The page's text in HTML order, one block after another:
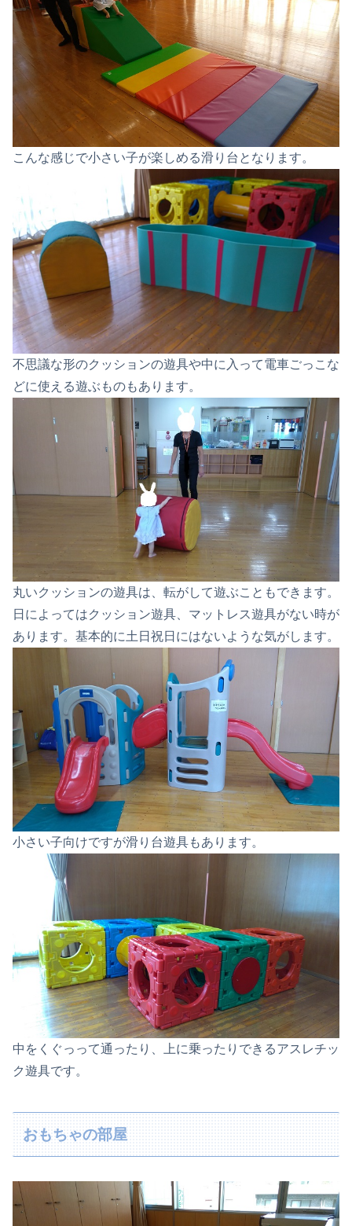
こんな感じで小さい子が楽しめる滑り台となります。
不思議な形のクッションの遊具や中に入って電車ごっこな
どに使える遊ぶものもあります。
丸いクッションの遊具は、転がして遊ぶこともできます。
日によってはクッション遊具、マットレス遊具がない時が
あります。基本的に土日祝日にはないような気がします。
小さい子向けですが滑り台遊具もあります。
中をくぐっって通ったり、上に乗ったりできるアスレチッ
ク遊具です。
おもちゃの部屋